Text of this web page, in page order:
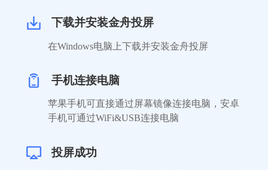
下载并安装金舟投屏
在Windows电脑上下载并安装金舟投屏
手机连接电脑
苹果手机可直接通过屏幕镜像连接电脑，安卓
手机可通过WiFi&USB连接电脑
投屏成功